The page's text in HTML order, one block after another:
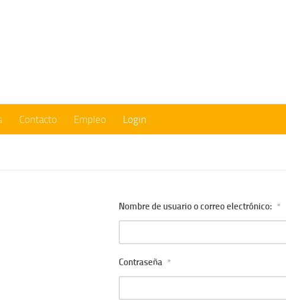
Contacto Empleo Login
Nombre de usuario o correo electrónico: *
Contraseña *